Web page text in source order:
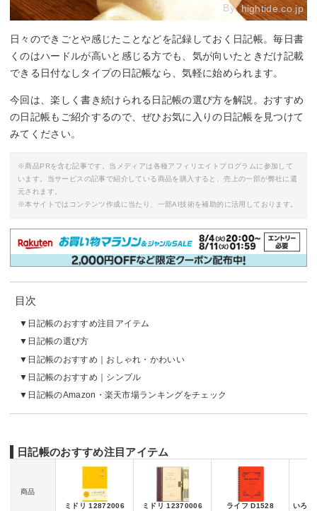
By:hightide.co.jp
日々のできごとや感じたことなどを記録しておく日記帳。毎日書
くのはハードルが高いと感じる方でも、気が向いたときだけ記載
できる日付なしタイプの日記帳なら、気軽に始められます。
今回は、楽しく書き続けられる日記帳の選び方を解説。おすすめ
の日記帳もご紹介するので、ぜひお気に入りの日記帳を見つけて
みてください。
※商品PRを含む記事です。当メディアは各種アフィリエイトプログラムに参加して
います。当サービスの記事で紹介している商品を購入すると、売上の一部が弊社に還
元されます。
※本サイトではコンテンツ作成に当たり、一部AI技術を補助的に活用しております。
目次
日記帳のおすすめ注目アイテム
日記帳の選び方
日記帳のおすすめ｜おしゃれ・かわいい
日記帳のおすすめ｜シンプル
日記帳のAmazon・楽天市場ランキングをチェック
日記帳のおすすめ注目アイテム
商品
ミドリ 12872006
ミドリ 12370006 ライフ D1528
いろは